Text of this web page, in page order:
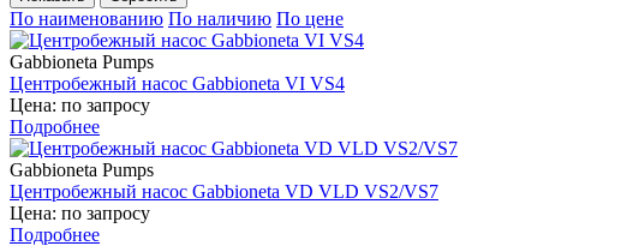
По наименованию По наличию По цене
Gabbioneta Pumps
Центробежный насос Gabbioneta VI VS4
Цена: по запросу
Подробнее
Gabbioneta Pumps
Центробежный насос Gabbioneta VD VLD VS2/VS7
Цена: по запросу
Подробнее